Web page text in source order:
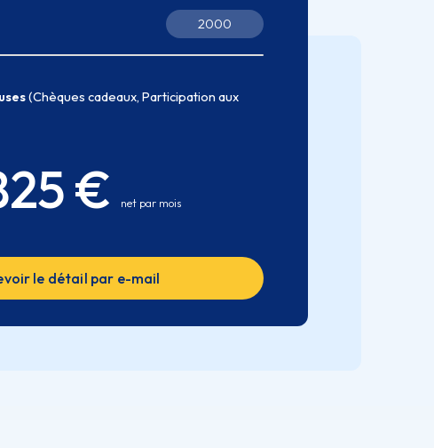
(Chèques cadeaux, Participation aux
€ net par mois
le détail par e-mail